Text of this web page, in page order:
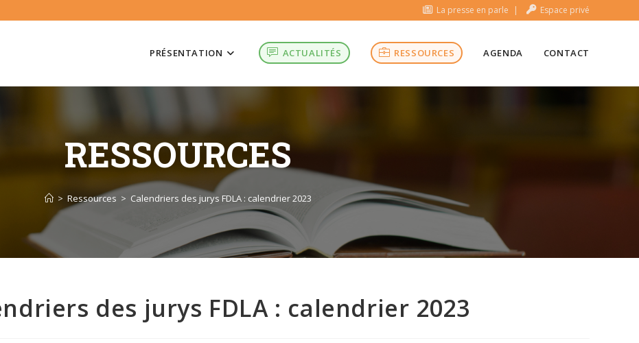
La presse en parle Espace privé
PRÉSENTATION ACTUALITÉS RESSOURCES AGENDA CONTACT
RESSOURCES
> Ressources > Calendriers des jurys FDLA : calendrier 2023
des jurys FDLA : calendrier 2023